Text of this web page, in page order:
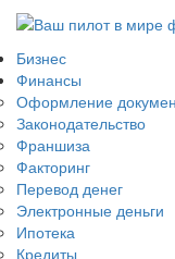
Бизнес
Финансы
Оформление
Законодательство
Франшиза
Факторинг
Перевод денег
Электронные деньги
Ипотека
Кредиты